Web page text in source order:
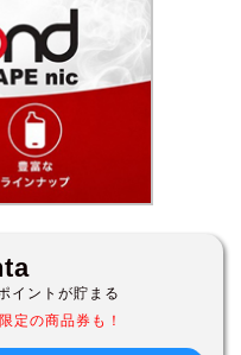
イントが貯まる
定の商品券も！